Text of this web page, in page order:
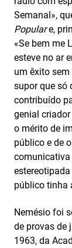
Semanal»,
Populare,
«Se bem me
esteve no ar
um êxito
supor que só
contribuído
genial criador
o mérito de
público e de
comunicativa
público tinha
Nemésio foi
de provas de
1963, da